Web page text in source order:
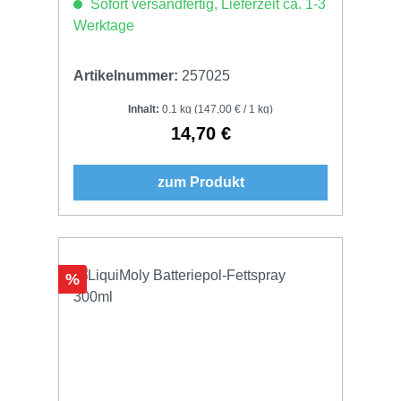
Sofort versandfertig, Lieferzeit ca. 1-3
Werktage
Artikelnummer: 257025
Inhalt: 0.1 kg (147,00 € / 1 kg)
Regulärer Preis:
14,70 €
zum Produkt
Rabatt
%